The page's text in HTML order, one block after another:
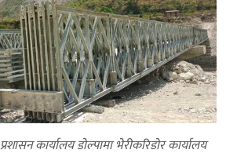
कार्यालय डाेल्पामा भेरीकरिडाेर कार्यालय